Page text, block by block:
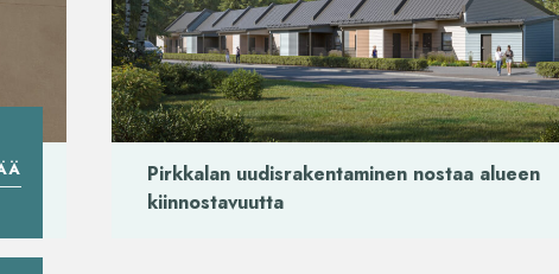
Pirkkalan uudisrakentaminen nostaa alueen
kiinnostavuutta